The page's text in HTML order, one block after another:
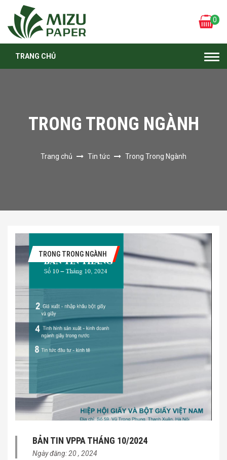
0
TRANG CHỦ
TRONG TRONG NGÀNH
Trang chủ Tin tức Trong Trong Ngành
TRONG TRONG NGÀNH
BẢN TIN VPPA THÁNG 10/2024
Ngày đăng: 20 , 2024